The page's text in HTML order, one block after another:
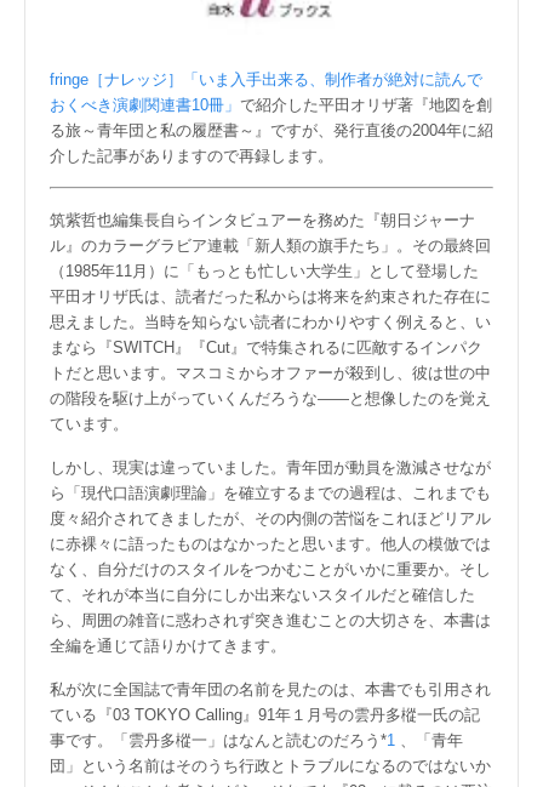
fringe［ナレッジ］「いま入手出来る、制作者が絶対に読んで
おくべき演劇関連書10冊」 で紹介した平田オリザ著『地図を創
る旅～青年団と私の履歴書～』ですが、発行直後の2004年に紹
介した記事がありますので再録します。
筑紫哲也編集長自らインタビュアーを務めた『朝日ジャーナ
ル』のカラーグラビア連載「新人類の旗手たち」。その最終回
（1985年11月）に「もっとも忙しい大学生」として登場した
平田オリザ氏は、読者だった私からは将来を約束された存在に
思えました。当時を知らない読者にわかりやすく例えると、い
まなら『SWITCH』『Cut』で特集されるに匹敵するインパク
トだと思います。マスコミからオファーが殺到し、彼は世の中
の階段を駆け上がっていくんだろうな――と想像したのを覚え
ています。
しかし、現実は違っていました。青年団が動員を激減させなが
ら「現代口語演劇理論」を確立するまでの過程は、これまでも
度々紹介されてきましたが、その内側の苦悩をこれほどリアル
に赤裸々に語ったものはなかったと思います。他人の模倣では
なく、自分だけのスタイルをつかむことがいかに重要か。そし
て、それが本当に自分にしか出来ないスタイルだと確信した
ら、周囲の雑音に惑わされず突き進むことの大切さを、本書は
全編を通じて語りかけてきます。
私が次に全国誌で青年団の名前を見たのは、本書でも引用され
ている『03 TOKYO Calling』91年１月号の雲丹多樅一氏の記
事です。「雲丹多樅一」はなんと読むのだろう*1 、「青年
団」という名前はそのうち行政とトラブルになるのではないか